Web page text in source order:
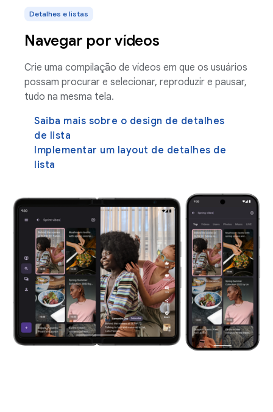
Detalhes e listas
Navegar por vídeos
Crie uma compilação de vídeos em que os usuários
possam procurar e selecionar, reproduzir e pausar,
tudo na mesma tela.
Saiba mais sobre o design de detalhes
de lista
Implementar um layout de detalhes de
lista